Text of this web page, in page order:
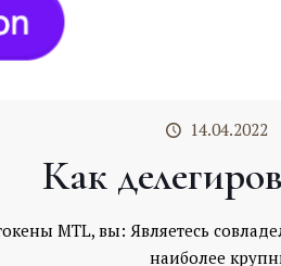
14.04.2022
Как
MTL, вы: Являетесь
наиболее